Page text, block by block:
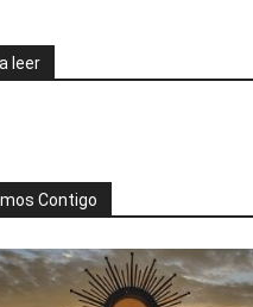
leer
Contigo